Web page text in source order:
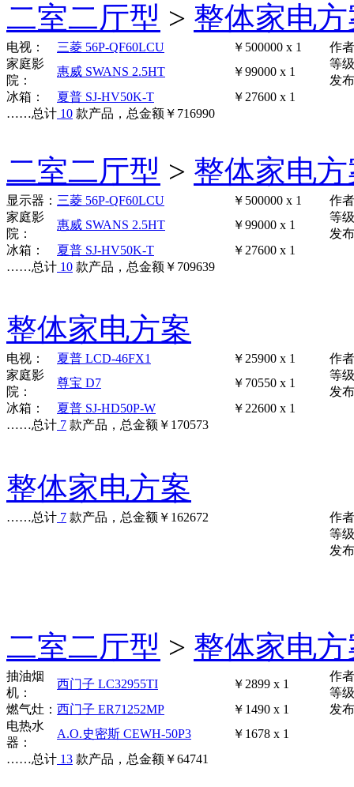
二室二厅型 > 整体家电
电视： 三菱 56P-QF60LCU
￥500000 x 1
家庭影
院：
惠威 SWANS 2.5HT
￥99000 x 1
冰箱：
夏普 SJ-HV50K-T
￥27600 x 1
……总计 10 款产品，总金额 ￥ 716990
作
等
发
二室二厅型 > 整体家电
显示器： 三菱 56P-QF60LCU
￥500000 x 1
家庭影
院：
惠威 SWANS 2.5HT
￥99000 x 1
冰箱：
夏普 SJ-HV50K-T
￥27600 x 1
……总计 10 款产品，总金额 ￥ 709639
作
等
发
整体家电方案
电视： 夏普 LCD-46FX1
￥25900 x 1
家庭影
院：
尊宝 D7
￥70550 x 1
冰箱：
夏普 SJ-HD50P-W
￥22600 x 1
……总计 7 款产品，总金额 ￥ 170573
作
等
发
整体家电方案
……总计 7 款产品，总金额 ￥ 162672
作
等
发
二室二厅型 > 整体家电
抽油烟
机：
西门子 LC32955TI
￥2899 x 1
燃气灶： 西门子 ER71252MP
￥1490 x 1
电热水
器：
A.O.史密斯 CEWH-50P3
￥1678 x 1
……总计 13 款产品，总金额 ￥64741
作
等
发